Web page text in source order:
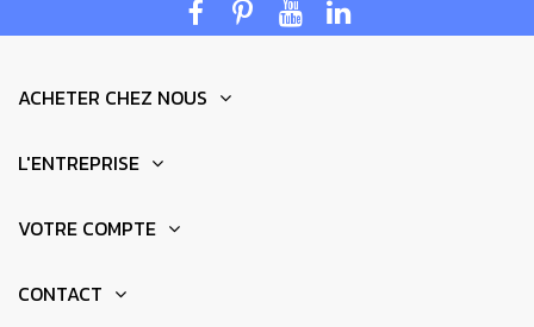
ACHETER CHEZ NOUS
L'ENTREPRISE
VOTRE COMPTE
CONTACT